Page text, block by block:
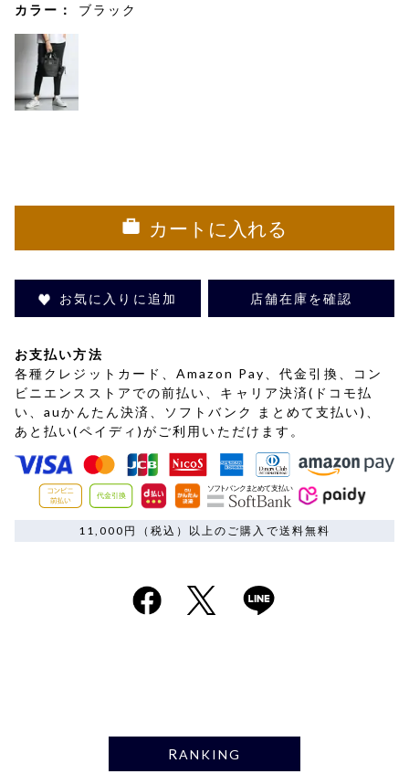
カラー： ブラック
カートに入れる
お気に入りに追加 店舗在庫を確認
お支払い方法
各種クレジットカード、Amazon Pay、代金引換、コン
ビニエンスストアでの前払い、キャリア決済(ドコモ払
い、auかんたん決済、ソフトバンク まとめて支払い)、
あと払い(ペイディ)がご利用いただけます。
11,000円（税込）以上のご購入で送料無料
RANKING